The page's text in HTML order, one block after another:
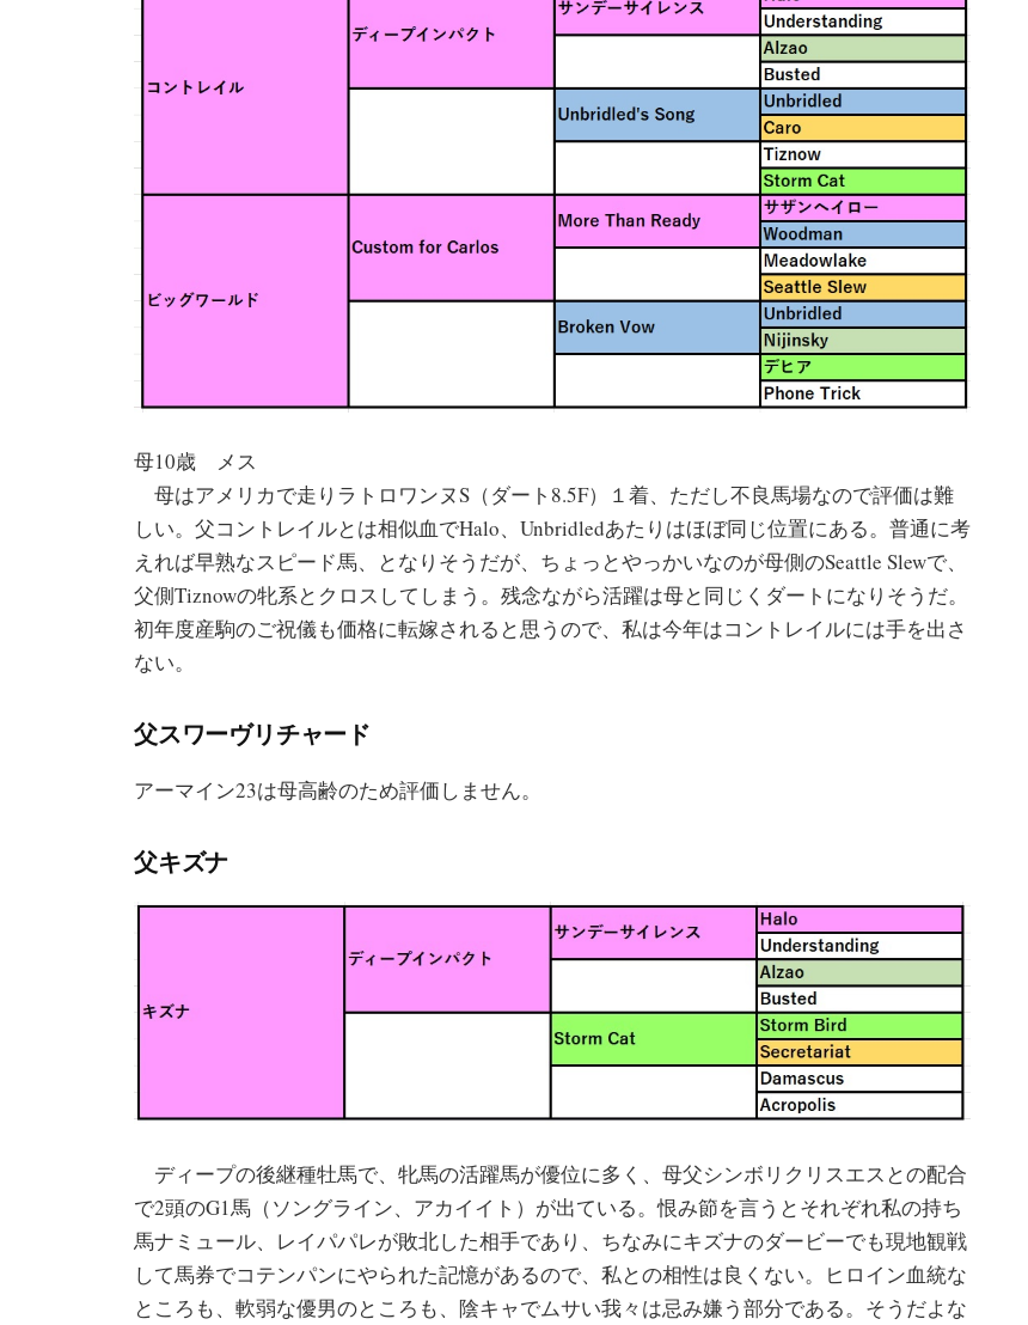
母10歳 メス
母はアメリカで走りラトロワンヌS（ダート8.5F）１着、ただし不良馬場なので評価は難
しい。父コントレイルとは相似血でHalo、Unbridledあたりはほぼ同じ位置にある。普通に考
えれば早熟なスピード馬、となりそうだが、ちょっとやっかいなのが母側のSeattle Slewで、
父側Tiznowの牝系とクロスしてしまう。残念ながら活躍は母と同じくダートになりそうだ。
初年度産駒のご祝儀も価格に転嫁されると思うので、私は今年はコントレイルには手を出さ
ない。
父スワーヴリチャード
アーマイン23は母高齢のため評価しません。
父キズナ
ディープの後継種牡馬で、牝馬の活躍馬が優位に多く、母父シンボリクリスエスとの配合
で2頭のG1馬（ソングライン、アカイイト）が出ている。恨み節を言うとそれぞれ私の持ち
馬ナミュール、レイパパレが敗北した相手であり、ちなみにキズナのダービーでも現地観戦
して馬券でコテンパンにやられた記憶があるので、私との相性は良くない。ヒロイン血統な
ところも、軟弱な優男のところも、陰キャでムサい我々は忌み嫌う部分である。そうだよな